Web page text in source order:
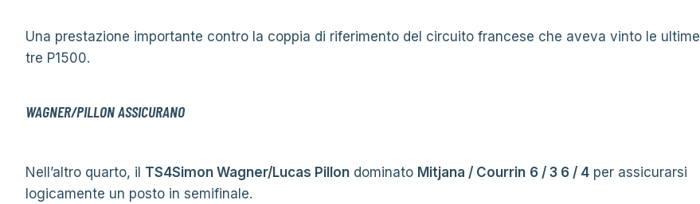
Una prestazione importante contro la coppia di riferimento del circuito francese che aveva vinto le ultime
tre P1500.
WAGNER/PILLON ASSICURANO
Nell’altro quarto, il TS4Simon Wagner/Lucas Pillon dominato Mitjana / Courrin 6 / 3 6 / 4 per assicurarsi
logicamente un posto in semifinale.